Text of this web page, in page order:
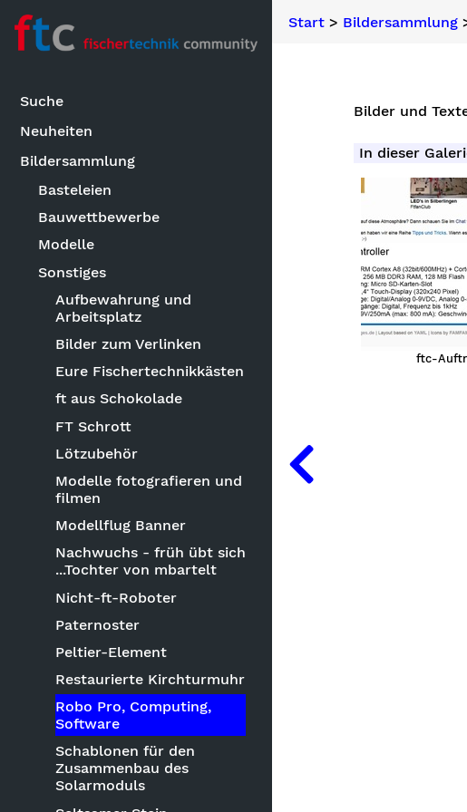
Suche
Neuheiten
Bildersammlung
Basteleien
Bauwettbewerbe
Modelle
Sonstiges
Aufbewahrung und
Arbeitsplatz
Bilder zum Verlinken
Eure Fischertechnikkästen
ft aus Schokolade
FT Schrott
Lötzubehör
Modelle fotografieren und
filmen
Modellflug Banner
Nachwuchs - früh übt sich
...Tochter von mbartelt
Nicht-ft-Roboter
Paternoster
Peltier-Element
Restaurierte Kirchturmuhr
Robo Pro, Computing,
Software
Schablonen für den
Zusammenbau des
Solarmoduls
Start> Bildersammlung
Bilder und
In dieser
ftc-